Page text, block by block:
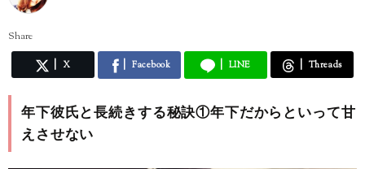
Share
X Facebook LINE Threads
年下彼氏と長続きする秘訣①年下だからといって甘
えさせない